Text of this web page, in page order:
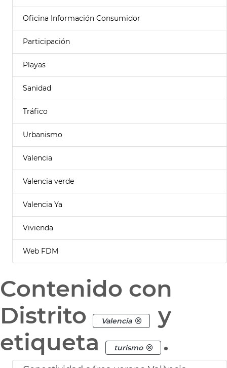
Oficina Información Consumidor
Participación
Playas
Sanidad
Tráfico
Urbanismo
Valencia
Valencia verde
Valencia Ya
Vivienda
Web FDM
Contenido con
Distrito
Valencia
y
etiqueta
turismo .